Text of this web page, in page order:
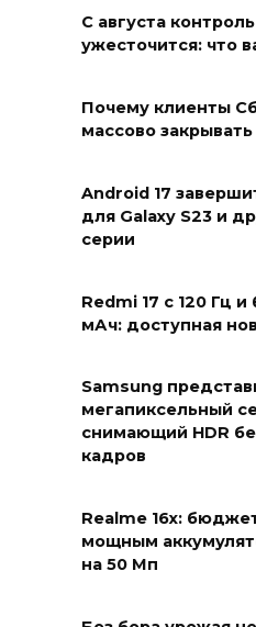
С августа
ужесточится: что
Почему клиенты
массово закрывать
Android 17
для Galaxy S23 и
серии
Redmi 17 с 120 Гц
мАч: доступная
Samsung
мегапиксельный
снимающий HDR
кадров
Realme 16x:
мощным
на 50 Мп